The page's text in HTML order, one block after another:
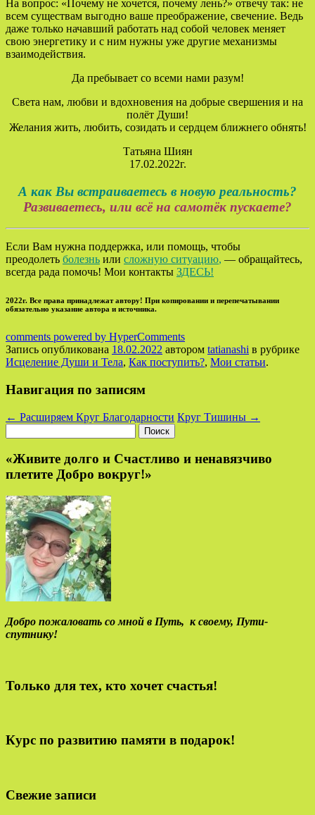
На вопрос: «Почему не хочется, почему лень?» отвечу так: не
всем существам выгодно ваше преображение, свечение. Ведь
даже только начавший работать над собой человек меняет
свою энергетику и с ним нужны уже другие механизмы
взаимодействия.
Да пребывает со всеми нами разум!
Света нам, любви и вдохновения на добрые свершения и на
полёт Души!
Желания жить, любить, созидать и сердцем ближнего обнять!
Татьяна Шиян
17.02.2022г.
А как Вы встраиваетесь в новую реальность?
Развиваетесь, или всё на самотёк пускаете?
Если Вам нужна поддержка, или помощь, чтобы
преодолеть болезнь или сложную ситуацию, — обращайтесь,
всегда рада помочь! Мои контакты ЗДЕСЬ!
2022г. Все права принадлежат автору! При копировании и перепечатывании
обязательно указание автора и источника.
comments powered by HyperComments
Запись опубликована 18.02.2022 автором tatianashi в рубрике
Исцеление Души и Тела, Как поступить?, Мои статьи.
Навигация по записям
← Расширяем Круг Благодарности Круг Тишины →
«Живите долго и Счастливо и ненавязчиво
плетите Добро вокруг!»
Добро пожаловать со мной в Путь, к своему, Пути-
спутнику!
Только для тех, кто хочет счастья!
Курс по развитию памяти в подарок!
Свежие записи